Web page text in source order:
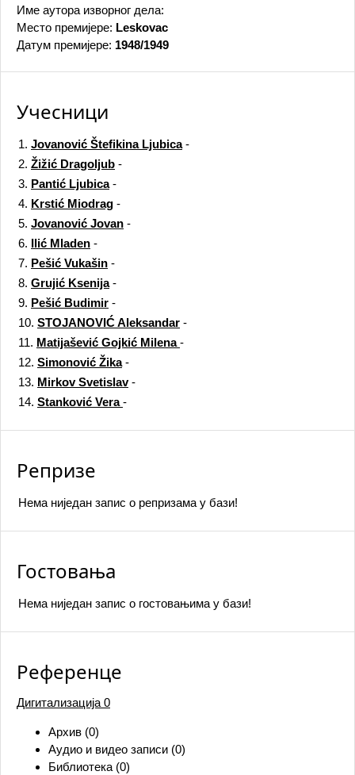
Име аутора изворног дела:
Место премијере: Leskovac
Датум премијере: 1948/1949
Учесници
1. Jovanović Štefikina Ljubica-
2. Žižić Dragoljub -
3. Pantić Ljubica-
4. Krstić Miodrag -
5. Jovanović Jovan -
6. Ilić Mladen -
7. Pešić Vukašin -
8. Grujić Ksenija-
9. Pešić Budimir -
10. STOJANOVIĆ Aleksandar -
11. Matijašević Gojkić Milena-
12. Simonović Žika-
13. Mirkov Svetislav-
14. Stanković Vera-
Репризе
Нема ниједан запис o репризама у бази!
Гостовања
Нема ниједан запис o гостовањима у бази!
Референце
Дигитализација 0
Архив (0)
Аудио и видео записи (0)
Библиотека (0)